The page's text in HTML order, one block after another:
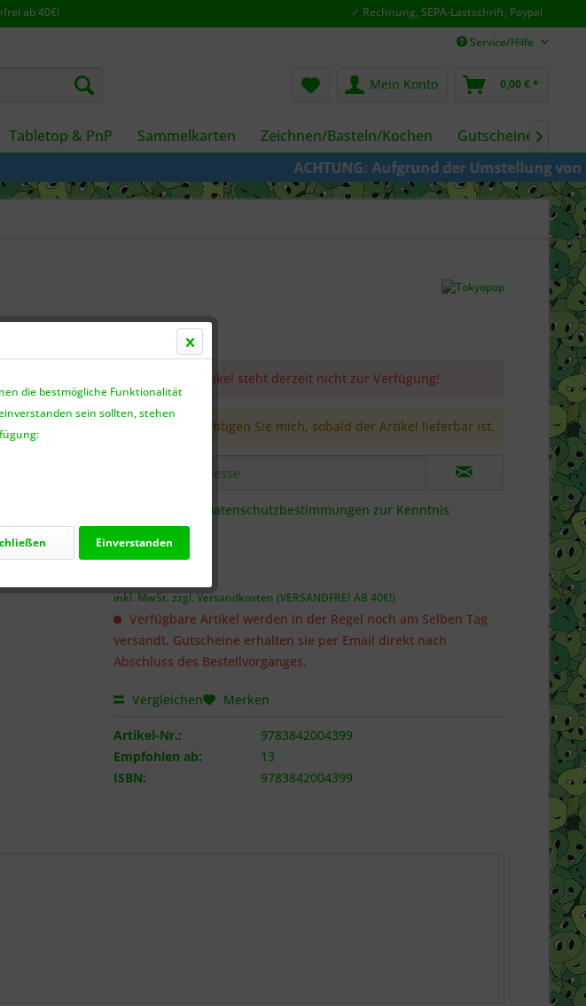
ab 40€!
✓ Rechnung, SEPA-Lastschrift, Paypal
Service/Hilfe
Mein Konto 0,00 € *
Tabletop & PnP Sammelkarten Zeichnen/Basteln/Kochen Gutscheine 
ACHTUNG: Aufgrund der Umstellung von
Dieser Artikel steht derzeit nicht zur Verfügung!
Benachrichtigen Sie mich, sobald der Artikel lieferbar ist.
Datenschutzbestimmungen zur Kenntnis
genommen.
inkl. MwSt.zzgl. Versandkosten (VERSANDFREI AB 40€!)
Verfügbare Artikel werden in der Regel noch am Selben Tag
versandt. Gutscheine erhalten sie per Email direkt nach
Abschluss des Bestellvorganges.
Vergleichen Merken
Artikel-Nr.:
9783842004399
Empfohlen ab:
13
ISBN:
9783842004399
die bestmögliche Funktionalität
sein sollten, stehen
Einverstanden